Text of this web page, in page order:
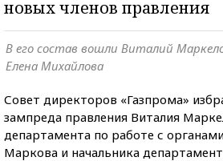
новых членов правления
В его состав вошли Виталий
Елена Михайлова
Совет директоров «Газпрома»
зампреда правления Виталия
департамента по работе с
Маркова и начальника